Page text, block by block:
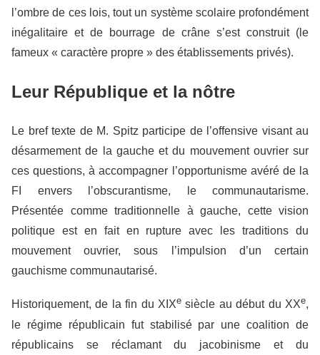
l’ombre de ces lois, tout un système scolaire profondément
inégalitaire et de bourrage de crâne s’est construit (le
fameux « caractère propre » des établissements privés).
Leur République et la nôtre
Le bref texte de M. Spitz participe de l’offensive visant au
désarmement de la gauche et du mouvement ouvrier sur
ces questions, à accompagner l’opportunisme avéré de la
FI envers l’obscurantisme, le communautarisme.
Présentée comme traditionnelle à gauche, cette vision
politique est en fait en rupture avec les traditions du
mouvement ouvrier, sous l’impulsion d’un certain
gauchisme communautarisé.
Historiquement, de la fin du XIXe siècle au début du XXe,
le régime républicain fut stabilisé par une coalition de
républicains se réclamant du jacobinisme et du